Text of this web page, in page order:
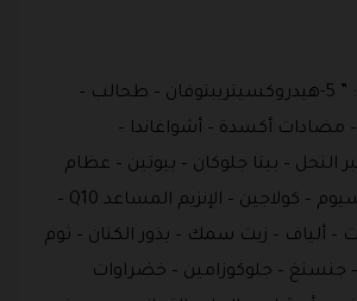
مكملات غذائية: ” 5-هيدروكسيتريبتوفان – طحالب –
مضادات أكسدة – أشواغاندا –
النحل – بيتا جلوكان – بيوتين – عظام
ومفاصل – كالسيوم – كولاجين – الإنزيم المساعد Q10 –
– ألياف – زيت سمك – بذور الكتان – ثوم
– جنسنغ – جلوكوزامين – خضراوات